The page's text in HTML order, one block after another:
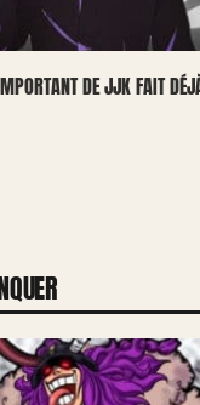
DE JJK FAIT